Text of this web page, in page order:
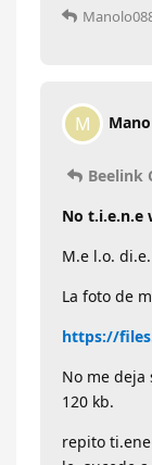
M
Beelink
No t.i.e.n.e
M.e l.o.
La foto de
https://
No me deja
120 kb.
repito